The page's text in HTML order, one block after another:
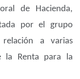
de Hacienda,
por el grupo
relación a varias
la Renta para la